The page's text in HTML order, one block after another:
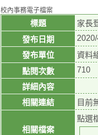
校內事務電子檔案
標題
家長
發布日期
發布單位
資料
點閱次數
710
詳細內容
相關連結
目前
相關檔案
點選